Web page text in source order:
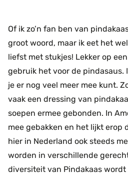
Of ik zo’n fan ben van
groot woord, maar ik eet het
liefst met stukjes! Lekker op
gebruik het voor de pindasaus.
je er nog veel meer mee kunt.
vaak een dressing van
soepen ermee gebonden. In
mee gebakken en het lijkt erop
hier in Nederland ook steeds
worden in verschillende
diversiteit van Pindakaas wordt